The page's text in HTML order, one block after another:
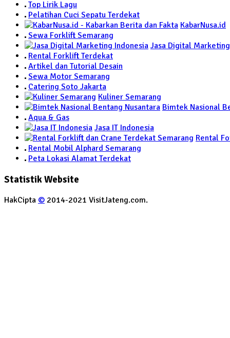
Top Lirik Lagu
Pelatihan Cuci Sepatu Terdekat
KabarNusa.id
Sewa Forklift Semarang
Jasa Digital
Rental Forklift Terdekat
Artikel dan Tutorial Desain
Sewa Motor Semarang
Catering Soto Jakarta
Kuliner Semarang
Bimtek Nasional
Aqua & Gas
Jasa IT Indonesia
Rental
Rental Mobil Alphard Semarang
Peta Lokasi Alamat Terdekat
Statistik Website
HakCipta © 2014-2021 VisitJateng.com.